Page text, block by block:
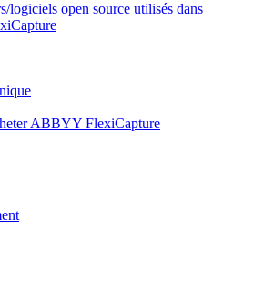
logiciels open source utilisés dans
ABBYY FlexiCapture